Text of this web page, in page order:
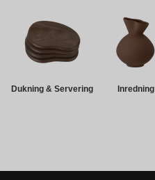
Dukning & Servering Inredning